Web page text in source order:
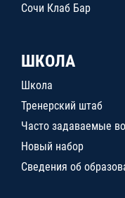
Сочи Клаб Бар
ШКОЛА
Школа
Тренерский штаб
Часто задаваемые
Новый набор
Сведения об